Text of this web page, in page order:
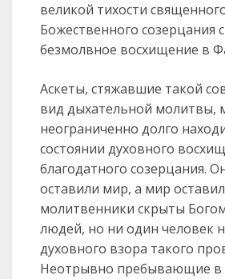
великой тихости
Божественного созерцания
безмолвное восхищение в
Аскеты, стяжавшие такой
вид дыхательной молитвы,
неограниченно долго
состоянии духовного
благодатного созерцания.
оставили мир, а мир
молитвенники скрыты
людей, но ни один человек
духовного взора такого
Неотрывно пребывающие в